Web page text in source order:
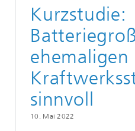
Kurzstudie:
ehemaligen
sinnvoll
10. Mai 2022